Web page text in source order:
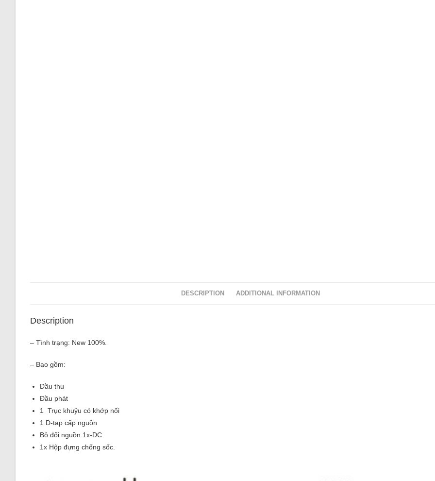
DESCRIPTION ADDITIONAL INFORMATION
Description
– Tình trạng: New 100%.
– Bao gồm:
Đầu thu
Đầu phát
1 Trục khuỷu có khớp nối
1 D-tap cấp nguồn
Bộ đổi nguồn 1x-DC
1x Hộp đựng chống sốc.